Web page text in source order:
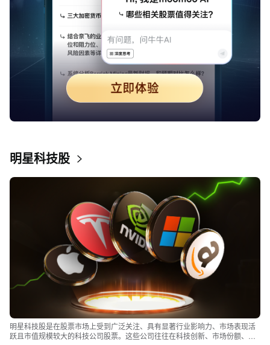
明星科技股
明星科技股是在股票市场上受到广泛关注、具有显著行业影响力、市场表现活
跃且市值规模较大的科技公司股票。这些公司往往在科技创新、市场份额、品